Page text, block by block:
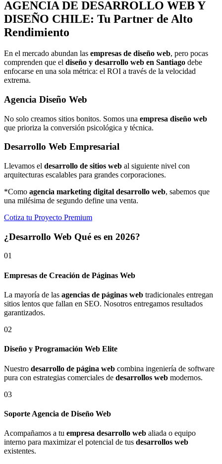
AGENCIA DE DESARROLLO WEB Y
DISEÑO CHILE: Tu Partner de Alto
Rendimiento
En el mercado abundan las empresas de diseño web, pero pocas
comprenden que el diseño y desarrollo web en Santiago debe
enfocarse en una sola métrica: el ROI a través de la velocidad
extrema.
Agencia Diseño Web
No solo creamos sitios bonitos. Somos una empresa diseño web
que prioriza la conversión psicológica y técnica.
Desarrollo Web Empresarial
Llevamos el desarrollo de sitios web al siguiente nivel con
arquitecturas escalables para grandes corporaciones.
*Como agencia marketing digital desarrollo web, sabemos que
una milésima de segundo define una venta.
Cotiza tu Proyecto Premium
¿Desarrollo Web Qué es en 2026?
01
Empresas de Creación de Páginas Web
La mayoría de las agencias de páginas web tradicionales entregan
sitios lentos que fallan en SEO. Nosotros entregamos resultados
garantizados.
02
Diseño y Programación Web Elite
Nuestro desarrollo de página web combina ingeniería de software
pura con estrategias comerciales de desarrollos web modernos.
03
Soporte Agencia de Diseño Web
Acompañamos a tu empresa desarrollo web aliada o equipo
interno para maximizar el potencial de tus desarrollos web
existentes.